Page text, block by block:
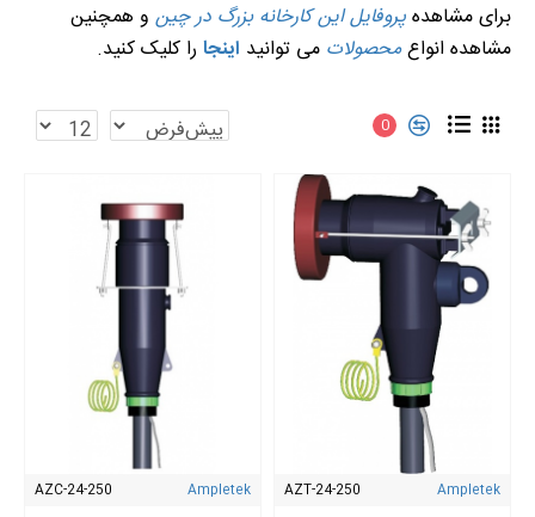
برای مشاهدهپروفایل این کارخانه بزرگ در چین و همچنین
مشاهده انواعمحصولات می توانید اینجا را کلیک کنید.
0
Ampletek
AZT-24-250
Ampletek
AZC-24-250